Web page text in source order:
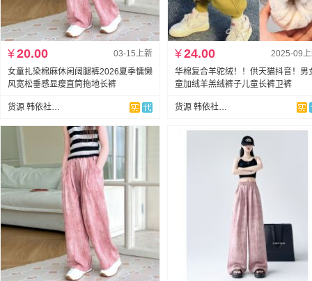
03-15上新
¥20.00
女童扎染棉麻休闲阔腿裤2026夏季慵懒
风宽松垂感显瘦直筒拖地长裤
货源 韩依社童装网批
2025-09
¥24.00
华棉复合羊驼绒！！供天猫抖音！男
童加绒羊羔绒裤子儿童长裤卫裤
货源 韩依社童装网批